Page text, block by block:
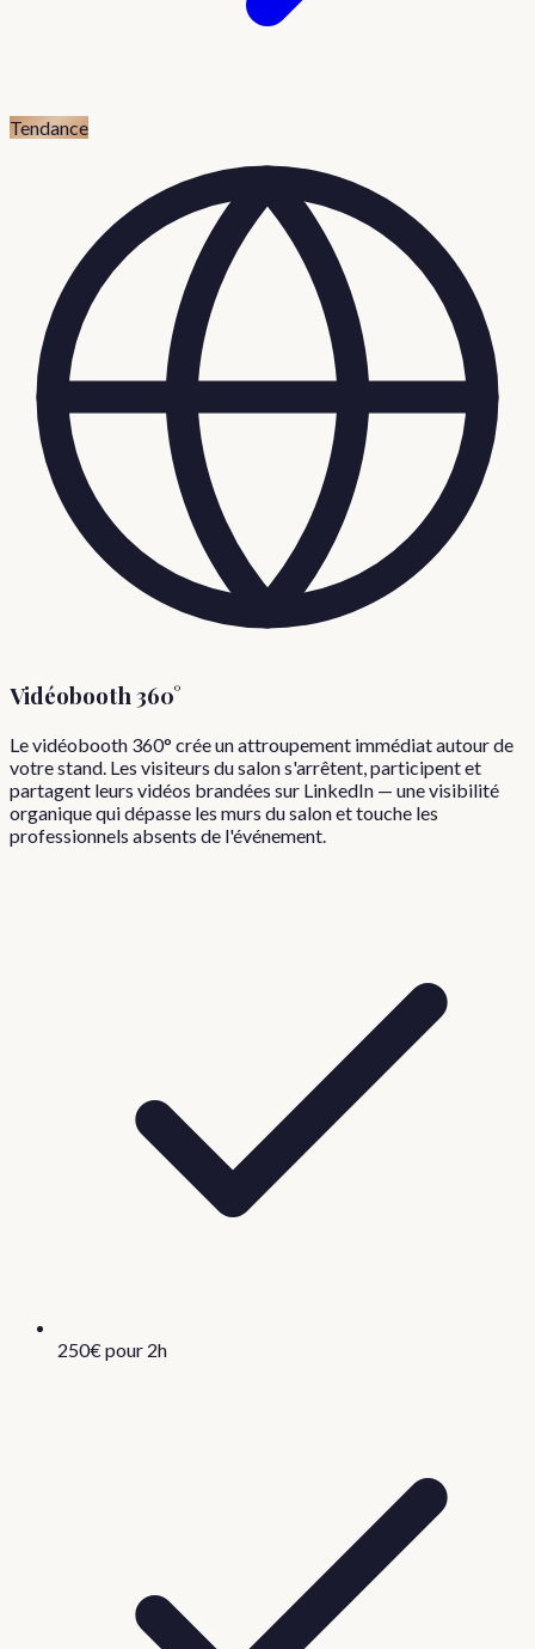
Tendance
Vidéobooth 360°
Le vidéobooth 360° crée un attroupement immédiat autour de
votre stand. Les visiteurs du salon s'arrêtent, participent et
partagent leurs vidéos brandées sur LinkedIn — une visibilité
organique qui dépasse les murs du salon et touche les
professionnels absents de l'événement.
250€ pour 2h